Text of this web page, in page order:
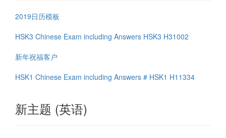
2019日历模板
HSK3 Chinese Exam including Answers HSK3 H31002
新年祝福客户
HSK1 Chinese Exam including Answers # HSK1 H11334
新主题 (英语)